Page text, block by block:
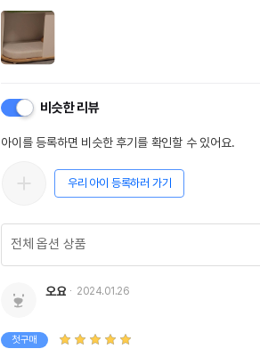
비슷한 리뷰
아이를 등록하면 비슷한 후기를 확인할 수 있어요.
우리 아이 등록하러 가기
오요 2024.01.26
첫구매